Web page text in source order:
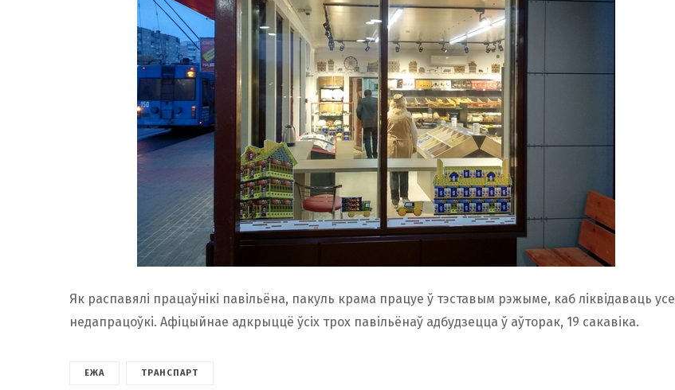
Як распавялі працаўнікі павільёна, пакуль крама працуе ў тэставым рэжыме, каб ліквідаваць усе
недапрацоўкі. Афіцыйнае адкрыццё ўсіх трох павільёнаў адбудзецца ў аўторак, 19 сакавіка.
ЕЖА ТРАНСПАРТ